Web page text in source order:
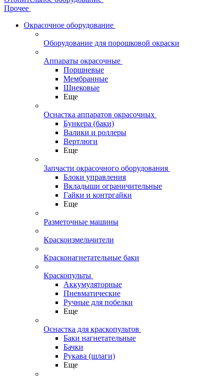
Прочее
Окрасочное оборудование
Оборудование для порошковой окраски
Аппараты окрасочные
Поршневые
Мембранные
Шнековые
Еще
Оснастка аппаратов окрасочных
Бункера (баки)
Валики и роллеры
Вертлюги
Еще
Запчасти окрасочного оборудования
Блоки управления
Вкладыши ограничительные
Гайки и контргайки
Еще
Разметочные машины
Краскоизмельчители
Красконагнетательные баки
Краскопульты
Аккумуляторные
Пневматические
Ручные для побелки
Еще
Оснастка для краскопультов
Баки нагнетательные
Бачки
Рукава (шлаги)
Еще